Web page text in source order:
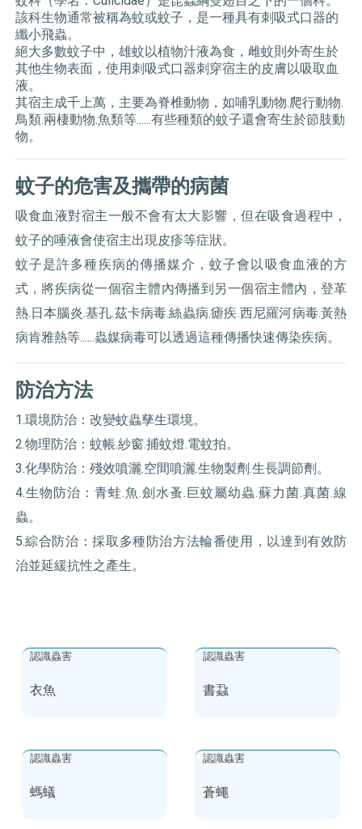
該科生物通常被稱為蚊或蚊子，是一種具有刺吸式口器的
纖小飛蟲。
絕大多數蚊子中，雄蚊以植物汁液為食，雌蚊則外寄生於
其他生物表面，使用刺吸式口器刺穿宿主的皮膚以吸取血
液。
其宿主成千上萬，主要為脊椎動物，如哺乳動物.爬行動物.
鳥類.兩棲動物.魚類等......有些種類的蚊子還會寄生於節肢動
物。
蚊子的危害及攜帶的病菌
吸食血液對宿主一般不會有太大影響，但在吸食過程中，
蚊子的唾液會使宿主出現皮疹等症狀。
蚊子是許多種疾病的傳播媒介，蚊子會以吸食血液的方
式，將疾病從一個宿主體內傳播到另一個宿主體內，登革
熱.日本腦炎.基孔.茲卡病毒.絲蟲病.瘧疾.西尼羅河病毒.黃熱
病肯雅熱等......蟲媒病毒可以透過這種傳播快速傳染疾病。
防治方法
1.環境防治：改變蚊蟲孳生環境。
2.物理防治：蚊帳.紗窗.捕蚊燈.電蚊拍。
3.化學防治：殘效噴灑.空間噴灑.生物製劑.生長調節劑。
4.生物防治：青蛙.魚.劍水蚤.巨蚊屬幼蟲.蘇力菌.真菌.線
蟲。
5.綜合防治：採取多種防治方法輪番使用，以達到有效防
治並延緩抗性之產生。
認識蟲害
衣魚
認識蟲害
書蝨
認識蟲害
螞蟻
認識蟲害
蒼蠅